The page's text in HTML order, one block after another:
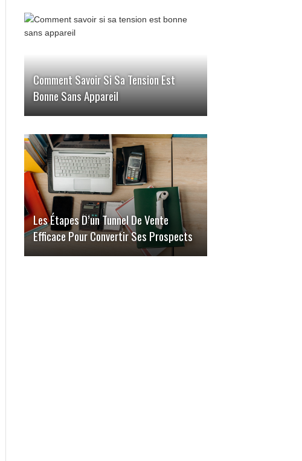
Comment Savoir Si Sa Tension Est
Bonne Sans Appareil
Les Étapes D’un Tunnel De Vente
Efficace Pour Convertir Ses Prospects